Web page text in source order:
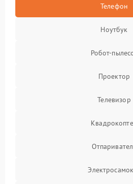
Телефон
Ноутбук
Робот-
Проектор
Телевизор